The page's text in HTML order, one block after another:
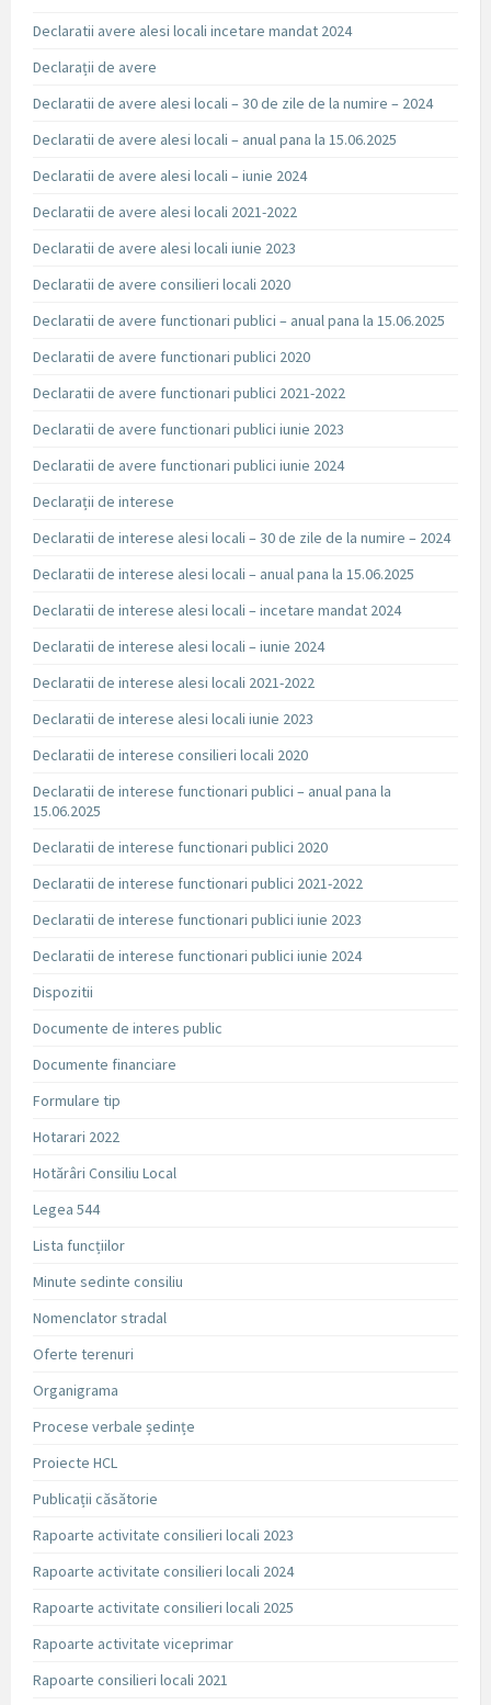
Declaratii avere alesi locali incetare mandat 2024
Declarații de avere
Declaratii de avere alesi locali – 30 de zile de la numire – 2024
Declaratii de avere alesi locali – anual pana la 15.06.2025
Declaratii de avere alesi locali – iunie 2024
Declaratii de avere alesi locali 2021-2022
Declaratii de avere alesi locali iunie 2023
Declaratii de avere consilieri locali 2020
Declaratii de avere functionari publici – anual pana la 15.06.2025
Declaratii de avere functionari publici 2020
Declaratii de avere functionari publici 2021-2022
Declaratii de avere functionari publici iunie 2023
Declaratii de avere functionari publici iunie 2024
Declarații de interese
Declaratii de interese alesi locali – 30 de zile de la numire – 2024
Declaratii de interese alesi locali – anual pana la 15.06.2025
Declaratii de interese alesi locali – incetare mandat 2024
Declaratii de interese alesi locali – iunie 2024
Declaratii de interese alesi locali 2021-2022
Declaratii de interese alesi locali iunie 2023
Declaratii de interese consilieri locali 2020
Declaratii de interese functionari publici – anual pana la
15.06.2025
Declaratii de interese functionari publici 2020
Declaratii de interese functionari publici 2021-2022
Declaratii de interese functionari publici iunie 2023
Declaratii de interese functionari publici iunie 2024
Dispozitii
Documente de interes public
Documente financiare
Formulare tip
Hotarari 2022
Hotărâri Consiliu Local
Legea 544
Lista funcțiilor
Minute sedinte consiliu
Nomenclator stradal
Oferte terenuri
Organigrama
Procese verbale ședințe
Proiecte HCL
Publicații căsătorie
Rapoarte activitate consilieri locali 2023
Rapoarte activitate consilieri locali 2024
Rapoarte activitate consilieri locali 2025
Rapoarte activitate viceprimar
Rapoarte consilieri locali 2021